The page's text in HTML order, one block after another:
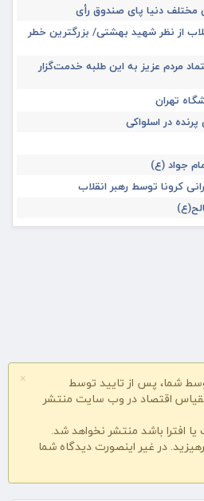
مختلف دنیا پای صندوق رأی
از نظر شهید بهشتی/ بزرگترین خطر
مردم عزیز به این طلبه خدمت‌گزار
تهران
در اسلواکی
جواد (ع)
کرونا توسط رهبر انقلاب
×
شما، پس از تایید توسط
اقتصاد در وب سایت منتشر
افترا باشد منتشر نخواهد شد.
در غیر اینصورت دیدگاه شما